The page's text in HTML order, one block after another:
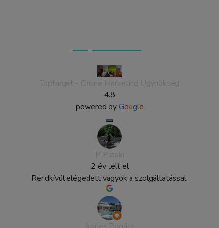
4.8
powered by Google
2 év telt el
Rendkívül elégedett vagyok a szolgáltatással.